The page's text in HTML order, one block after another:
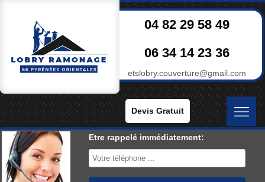
04 82 29 58 49
06 34 14 23 36
etslobry.couverture@gmail.com
Devis Gratuit
Etre rappelé immédiatement: